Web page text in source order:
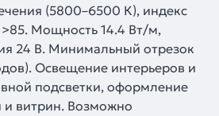
(5800–6500 К), индекс
Мощность 14.4 Вт/м,
24 В. Минимальный отрезок
Освещение интерьеров и
подсветки, оформление
витрин. Возможно